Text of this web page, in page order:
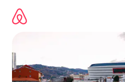
directement